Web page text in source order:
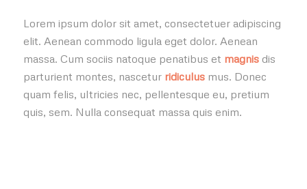
Lorem ipsum dolor sit amet, consectetuer adipiscing
elit. Aenean commodo ligula eget dolor. Aenean
massa. Cum sociis natoque penatibus et magnisdis
parturient montes, nascetur ridiculusmus. Donec
quam felis, ultricies nec, pellentesque eu, pretium
quis, sem. Nulla consequat massa quis enim.